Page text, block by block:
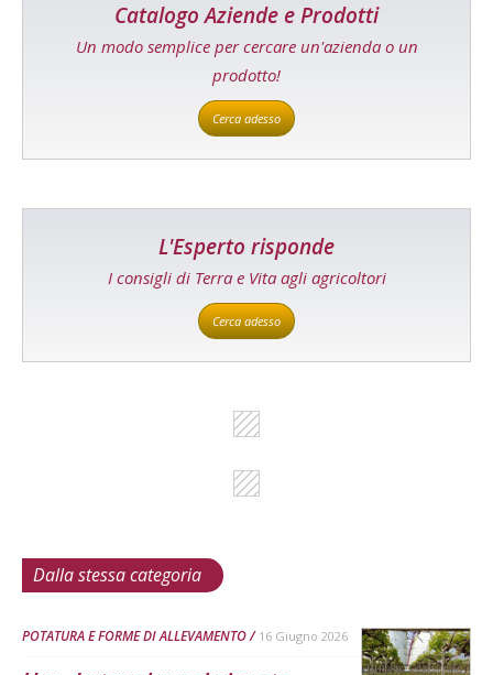
Catalogo Aziende e Prodotti
Un modo semplice per cercare un'azienda o un
prodotto!
Cerca adesso
L'Esperto risponde
I consigli di Terra e Vita agli agricoltori
Cerca adesso
Dalla stessa categoria
POTATURA E FORME DI ALLEVAMENTO 16 Giugno 2026